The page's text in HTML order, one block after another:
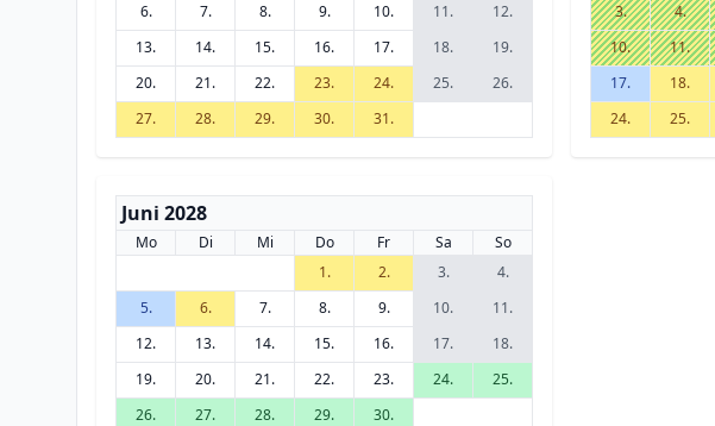
6.
7. 8. 9. 10. 11.
12.
13.
14. 15. 16. 17. 18.
19.
20.
21. 22. 23. 24. 25.
26.
27.
28. 29. 30. 31.
3.
4.
10.
11.
17.
18.
24.
25.
Juni 2028
Mo Di Mi Do Fr Sa
So
1.
2. 3.
4.
5.
6. 7. 8. 9. 10.
11.
12.
13. 14. 15. 16. 17.
18.
19.
20. 21. 22. 23. 24.
25.
26.
27. 28. 29. 30.